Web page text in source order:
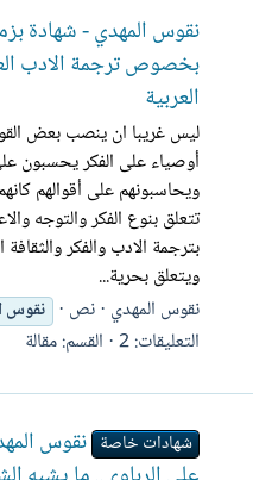
نقوس المهدي - شهادة
بخصوص ترجمة الادب
العربية
ليس غريبا ان ينصب بعض
أوصياء على الفكر يحسبون
ويحاسبونهم على أقوالهم
تتعلق بنوع الفكر والتوجه
بترجمة الادب والفكر والثقافة
ويتعلق بحرية...
نقوس المهدي نص نقوس
التعليقات: 2
القسم:مقالة
شهادات خاصة نقوس